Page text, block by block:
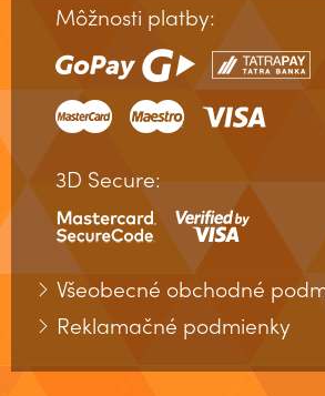
Môžnosti platby:
3D Secure:
Všeobecné obchodné
Reklamačné podmienky